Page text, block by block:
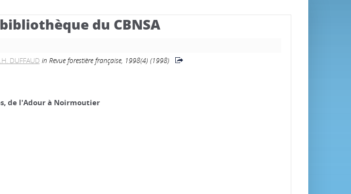
du CBNSA
DUFFAUD in Revue forestière française, 1998(4) (1998)
de l'Adour à Noirmoutier